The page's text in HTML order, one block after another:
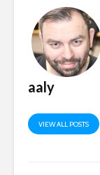
aaly
VIEW ALL POSTS